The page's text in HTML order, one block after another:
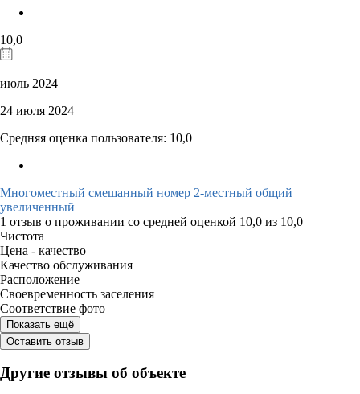
10,0
июль 2024
24 июля 2024
Средняя оценка пользователя: 10,0
Многоместный смешанный номер 2-местный общий
увеличенный
1 отзыв о проживании со средней оценкой 10,0 из 10,0
Чистота
Цена - качество
Качество обслуживания
Расположение
Своевременность заселения
Соответствие фото
Показать ещё
Оставить отзыв
Другие отзывы об объекте